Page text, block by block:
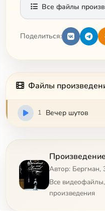
Все файлы
Поделиться:
Файлы
1 Вечер шутов
Автор: Бергман,
Все
произведения